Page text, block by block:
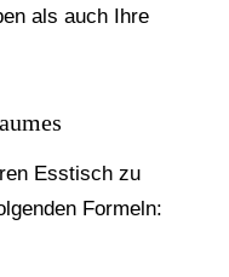
als auch Ihre
Esstisch zu
Formeln: